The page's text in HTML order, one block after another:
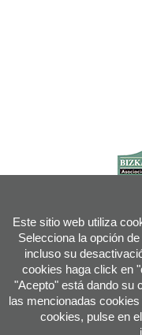
Este sitio web utiliza
Selecciona la opción
incluso su
cookies haga click en
"Acepto" está dando su
las mencionadas
cookies, pulse en